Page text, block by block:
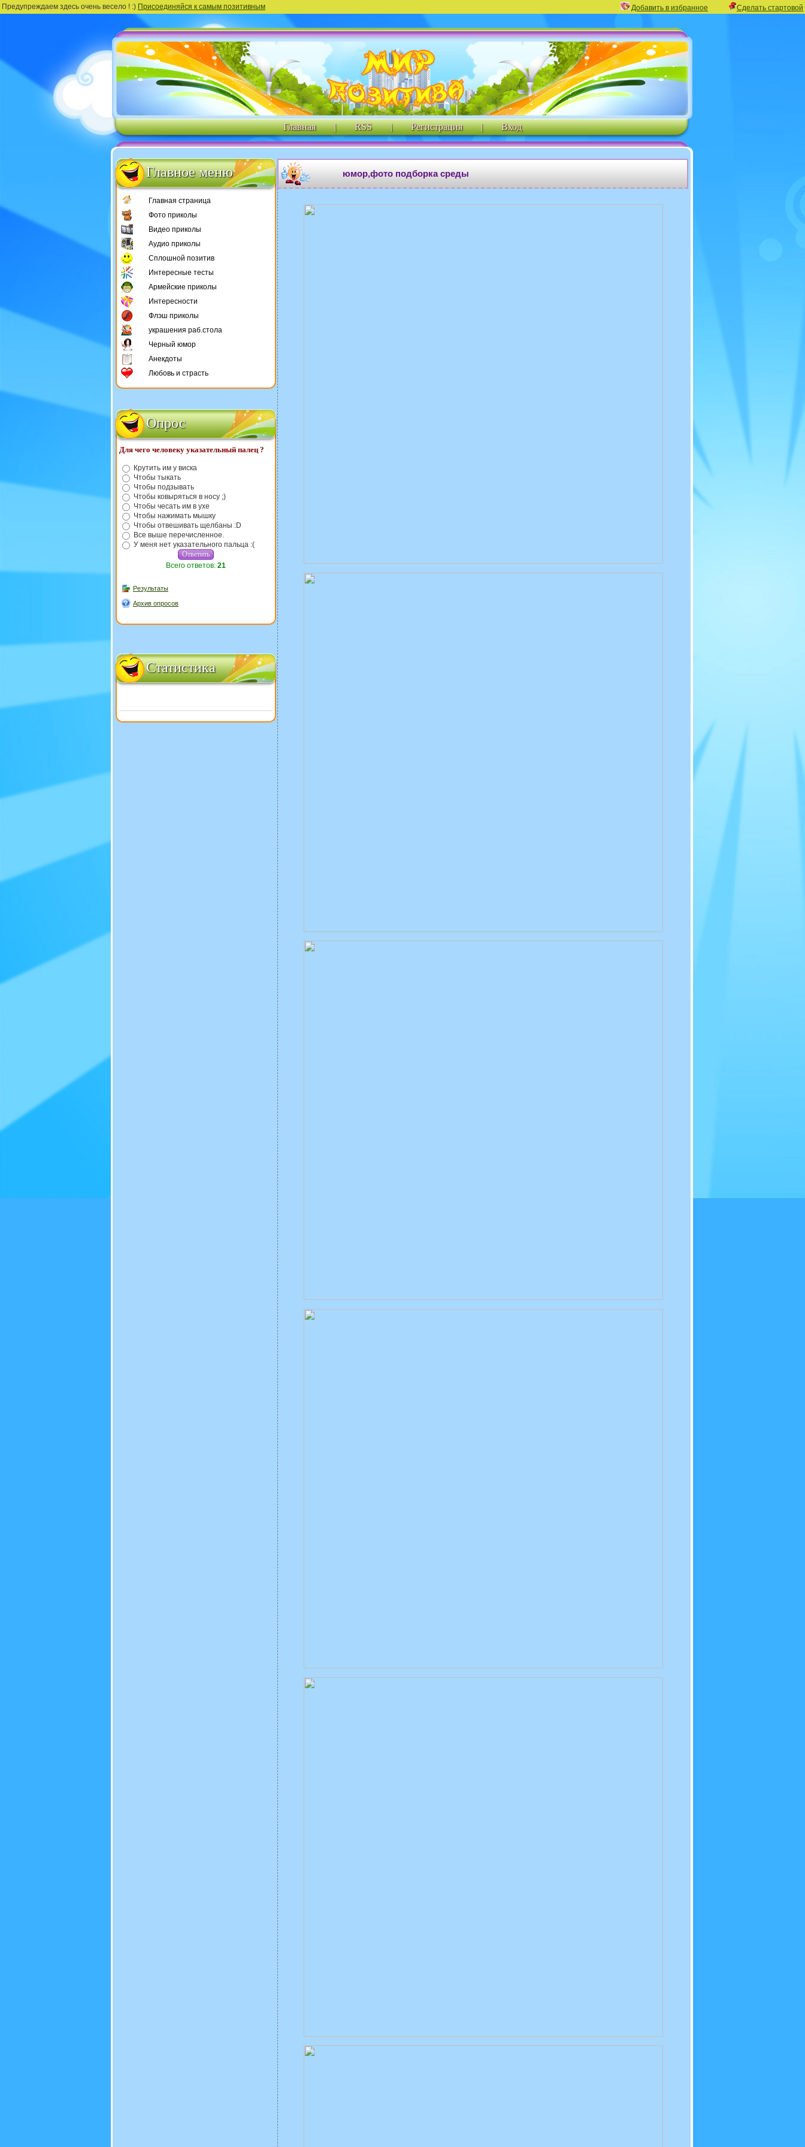
Предупреждаем здесь очень весело ! :) Присоединяйся к самым позитивным Добавить в избранное Сделать стартовой
Главная | RSS | Регистрация | Вход
Главное меню
Главная страница
Фото приколы
Видео приколы
Аудио приколы
Сплошной позитив
Интересные тесты
Армейские приколы
Интересности
Флэш приколы
украшения раб.стола
Черный юмор
Анекдоты
Любовь и страсть
Опрос
Для чего человеку указательный палец ?
Крутить им у виска
Чтобы тыкать
Чтобы подзывать
Чтобы ковыряться в носу ;)
Чтобы чесать им в ухе
Чтобы нажимать мышку
Чтобы отвешивать щелбаны :D
Все выше перечисленное.
У меня нет указательного пальца :(
Всего ответов: 21
Результаты
Архив опросов
Статистика
юмор,фото подборка среды